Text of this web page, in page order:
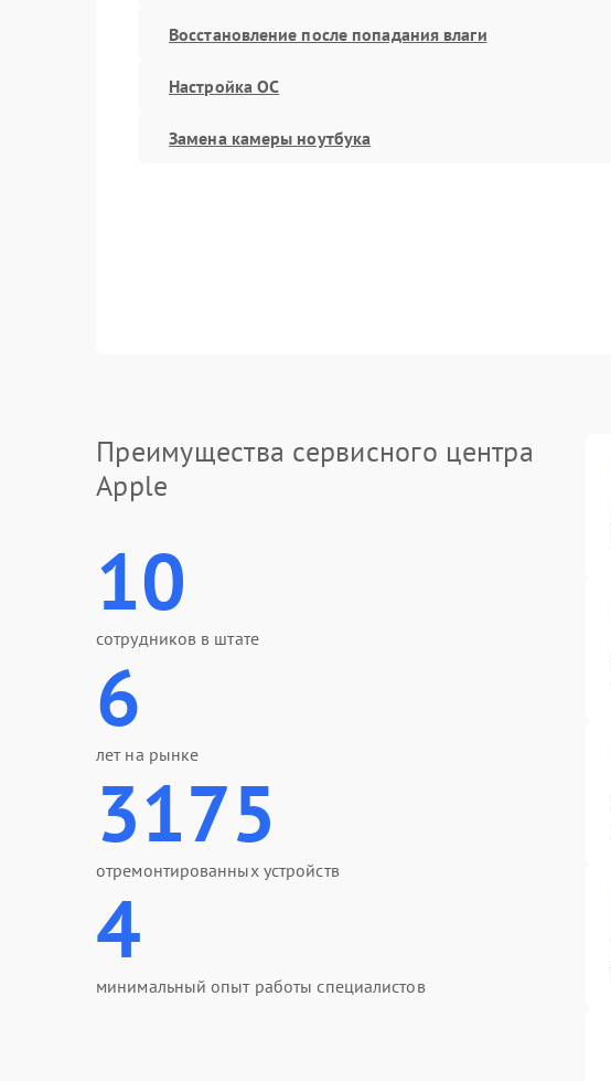
Восстановление после попадания влаги
Настройка ОС
Замена камеры ноутбука
Преимущества сервисного центра
Apple
10
сотрудников в штате
6
лет на рынке
3175
отремонтированных устройств
4
минимальный опыт работы специалистов